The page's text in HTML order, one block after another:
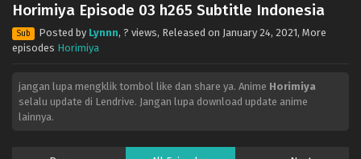
Horimiya Episode 03 h265 Subtitle Indonesia
Sub Posted by Lynnn, ? views, Released on January 24, 2021, More
episodes Horimiya
jangan lupa mengklik tombol like dan share ya. Anime Horimiya
selalu update di Lendrive. Jangan lupa download update anime
lainnya.